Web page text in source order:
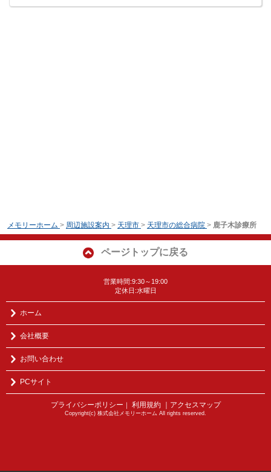
メモリーホーム > 周辺施設案内 > 天理市 > 天理市の総合病院 > 鹿子木診療所
ページトップに戻る
営業時間:9:30～19:00
定休日:水曜日
ホーム
会社概要
お問い合わせ
PCサイト
プライバシーポリシー ｜ 利用規約 ｜アクセスマップ
Copyright(c) 株式会社メモリーホーム All rights reserved.